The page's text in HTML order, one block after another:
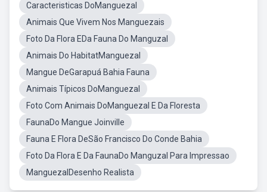
Caracteristicas DoManguezal
Animais Que Vivem Nos Manguezais
Foto Da Flora EDa Fauna Do Manguzal
Animais Do HabitatManguezal
Mangue DeGarapuá Bahia Fauna
Animais Típicos DoManguezal
Foto Com Animais DoManguezal E Da Floresta
FaunaDo Mangue Joinville
Fauna E Flora DeSão Francisco Do Conde Bahia
Foto Da Flora E Da FaunaDo Manguzal Para Impressao
ManguezalDesenho Realista